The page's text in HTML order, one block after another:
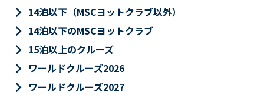
keyboard_arrow_right 14泊以下（MSCヨットクラブ以外）
keyboard_arrow_right 14泊以下のMSCヨットクラブ
keyboard_arrow_right 15泊以上のクルーズ
keyboard_arrow_right ワールドクルーズ2026
keyboard_arrow_right ワールドクルーズ2027